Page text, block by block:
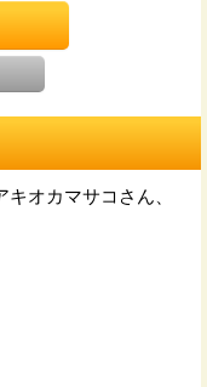
オカマサコさん、